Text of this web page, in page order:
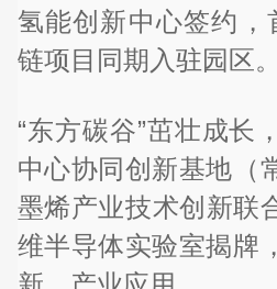
氢能创新中心签约，
链项目同期入驻园区。
“东方碳谷”茁壮成长
中心协同创新基地（
墨烯产业技术创新
维半导体实验室揭牌